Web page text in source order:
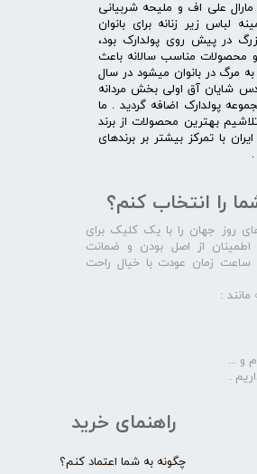
علی اف و ملیحه شربیانی
لباس زیر زنانه برای بانوان
در پیش روی پولدارک بود،
و محصولات مناسب سالانه باعث
به مرگ در بانوان میشود در سال
شایان آق اولی بخش مردانه
پولدارک اضافه گردید . ما
بهترین محصولات از برند
با تمرکز بیشتر بر برندهای
راهنمای خرید
چگونه به شما اعتماد کنم؟
را انتخاب کنم؟
روز جهان را با یک کلیک برای
اطمینان از اصل بودن و ضمانت
اصالت کالا با 48 ساعت زمان عودت با خیال راحت
:
.​​​​​​​